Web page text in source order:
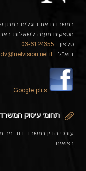
במשרדנו אנו דוגלים במתן
מספקים מענה לשאלות
טלפון : 03-6124355
דוא"ל :
Google plus
תחומי עיסוק המשרד
עורכי הדין במשרד דוד ניר
רפואית.